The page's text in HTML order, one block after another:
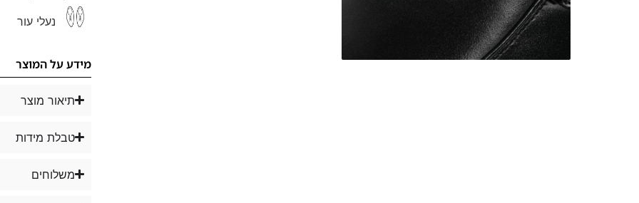
נעלי עור
מידע על המוצר
תיאור מוצר
טבלת מידות
משלוחים